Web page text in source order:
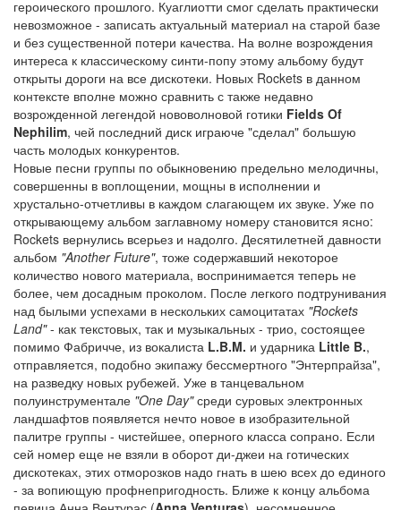
героического прошлого. Куаглиотти смог сделать практически
невозможное - записать актуальный материал на старой базе
и без существенной потери качества. На волне возрождения
интереса к классическому синти-попу этому альбому будут
открыты дороги на все дискотеки. Новых Rockets в данном
контексте вполне можно сравнить с также недавно
возрожденной легендой нововолновой готики Fields Of
Nephilim, чей последний диск играюче "сделал" большую
часть молодых конкурентов.
Новые песни группы по обыкновению предельно мелодичны,
совершенны в воплощении, мощны в исполнении и
хрустально-отчетливы в каждом слагающем их звуке. Уже по
открывающему альбом заглавному номеру становится ясно:
Rockets вернулись всерьез и надолго. Десятилетней давности
альбом "Another Future", тоже содержавший некоторое
количество нового материала, воспринимается теперь не
более, чем досадным проколом. После легкого подтрунивания
над былыми успехами в нескольких самоцитатах "Rockets
Land"- как текстовых, так и музыкальных - трио, состоящее
помимо Фабричче, из вокалиста L.B.M. и ударника Little B.,
отправляется, подобно экипажу бессмертного "Энтерпрайза",
на разведку новых рубежей. Уже в танцевальном
полуинструментале "One Day"среди суровых электронных
ландшафтов появляется нечто новое в изобразительной
палитре группы - чистейшее, оперного класса сопрано. Если
сей номер еще не взяли в оборот ди-джеи на готических
дискотеках, этих отморозков надо гнать в шею всех до единого
- за вопиющую профнепригодность. Ближе к концу альбома